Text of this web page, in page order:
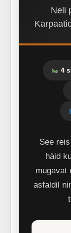
Neli
4
See
häid
mugavat
asfaldil